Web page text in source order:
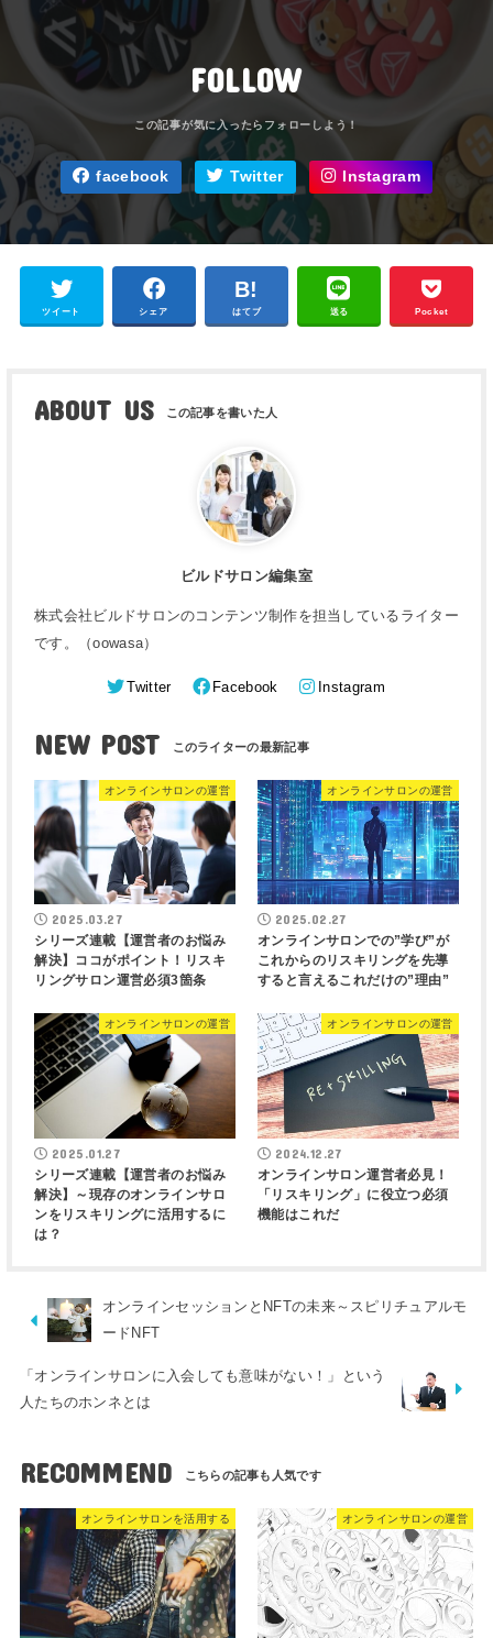
FOLLOW
facebook Twitter Instagram
ツイート シェア はてブ 送る Pocket
ABOUT US
ビルドサロン編集室
株式会社ビルドサロンのコンテンツ制作を担当しているライター
です。（oowasa）
Twitter Facebook Instagram
NEW POST
オンラインサロンの運営
2025.03.27
シリーズ連載【運営者のお悩み
解決】ココがポイント！リスキ
リングサロン運営必須3箇条
オンラインサロンの運営
2025.02.27
オンラインサロンでの”学び”が
これからのリスキリングを先導
すると言えるこれだけの”理由”
オンラインサロンの運営
2025.01.27
シリーズ連載【運営者のお悩み
解決】～現存のオンラインサロ
ンをリスキリングに活用するに
は？
オンラインサロンの運営
2024.12.27
オンラインサロン運営者必見！
「リスキリング」に役立つ必須
機能はこれだ
オンラインセッションとNFTの未来～スピリチュアルモ
ードNFT
「オンラインサロンに入会しても意味がない！」という
人たちのホンネとは
RECOMMEND
オンラインサロンを活用する オンラインサロンの運営